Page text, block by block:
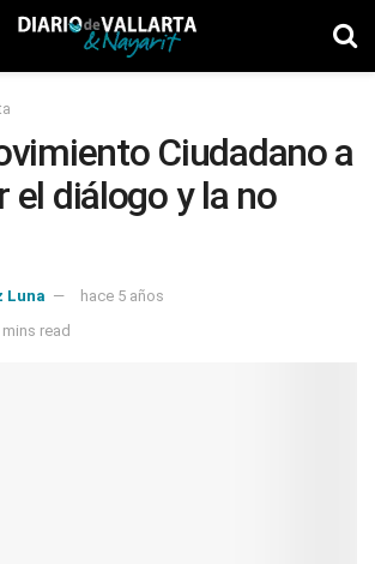
Ciudadano a
el diálogo y la no
Luna
hace 5 años
read